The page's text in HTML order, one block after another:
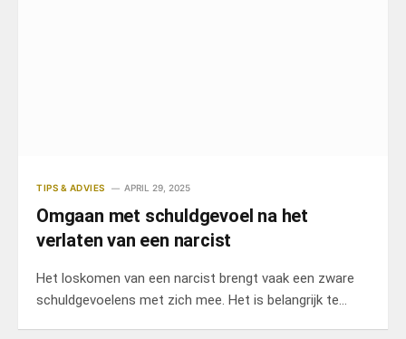
TIPS & ADVIES APRIL 29, 2025
Omgaan met schuldgevoel na het
verlaten van een narcist
Het loskomen van een narcist brengt vaak een zware
schuldgevoelens met zich mee. Het is belangrijk te